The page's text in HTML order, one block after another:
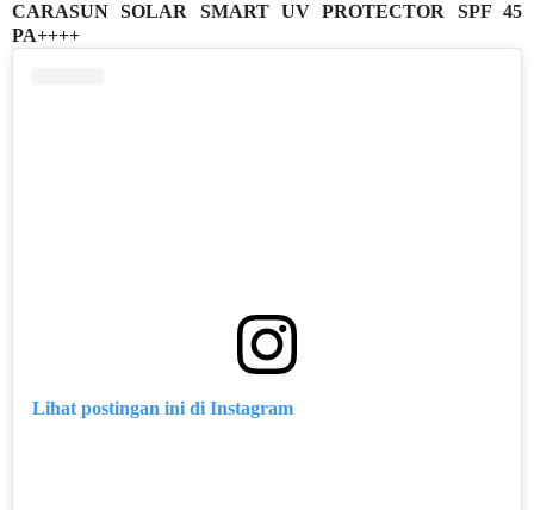
CARASUN SOLAR SMART UV PROTECTOR SPF 45
PA++++
Lihat postingan ini di Instagram